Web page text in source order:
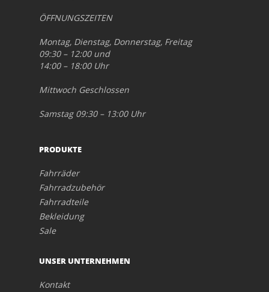
ÖFFNUNGSZEITEN
Montag, Dienstag, Donnerstag, Freitag
09:30 – 12:00 und
14:00 – 18:00 Uhr
Mittwoch Geschlossen
Samstag 09:30 – 13:00 Uhr
PRODUKTE
Fahrräder
Fahrradzubehör
Fahrradteile
Bekleidung
Sale
UNSER UNTERNEHMEN
Kontakt